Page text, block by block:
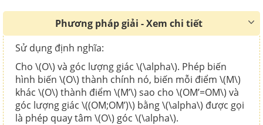
Phương pháp giải - Xem chi tiết
Sử dụng định nghĩa:
Cho \(O\) và góc lượng giác \(\alpha\). Phép biến
hình biến \(O\) thành chính nó, biến mỗi điểm \(M\)
khác \(O\) thành điểm \(M’\) sao cho \(OM’=OM\) và
góc lượng giác \((OM;OM’)\) bằng \(\alpha\) được gọi
là phép quay tâm \(O\) góc \(\alpha\).